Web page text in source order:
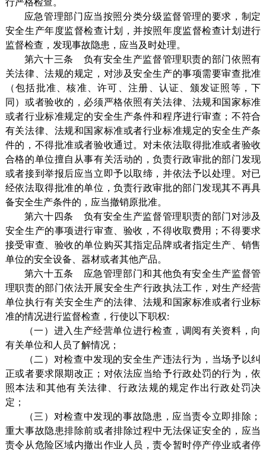
行严格检查。
应急管理部门应当按照分类分级监督管理的要求，制定
安全生产年度监督检查计划，并按照年度监督检查计划进行
监督检查，发现事故隐患，应当及时处理。
第六十三条 负有安全生产监督管理职责的部门依照有
关法律、法规的规定，对涉及安全生产的事项需要审查批准
（包括批准、核准、许可、注册、认证、颁发证照等，下
同）或者验收的，必须严格依照有关法律、法规和国家标准
或者行业标准规定的安全生产条件和程序进行审查；不符合
有关法律、法规和国家标准或者行业标准规定的安全生产条
件的，不得批准或者验收通过。对未依法取得批准或者验收
合格的单位擅自从事有关活动的，负责行政审批的部门发现
或者接到举报后应当立即予以取缔，并依法予以处理。对已
经依法取得批准的单位，负责行政审批的部门发现其不再具
备安全生产条件的，应当撤销原批准。
第六十四条 负有安全生产监督管理职责的部门对涉及
安全生产的事项进行审查、验收，不得收取费用；不得要求
接受审查、验收的单位购买其指定品牌或者指定生产、销售
单位的安全设备、器材或者其他产品。
第六十五条 应急管理部门和其他负有安全生产监督管
理职责的部门依法开展安全生产行政执法工作，对生产经营
单位执行有关安全生产的法律、法规和国家标准或者行业标
准的情况进行监督检查，行使以下职权:
（一）进入生产经营单位进行检查，调阅有关资料，向
有关单位和人员了解情况；
（二）对检查中发现的安全生产违法行为，当场予以纠
正或者要求限期改正；对依法应当给予行政处罚的行为，依
照本法和其他有关法律、行政法规的规定作出行政处罚决
定；
（三）对检查中发现的事故隐患，应当责令立即排除；
重大事故隐患排除前或者排除过程中无法保证安全的，应当
责令从危险区域内撤出作业人员，责令暂时停产停业或者停